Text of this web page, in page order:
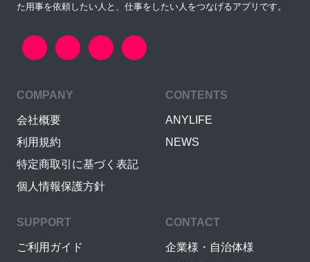
た用事を依頼したい人と、仕事をしたい人をつなげるアプリです。
COMPANY
会社概要
利用規約
特定商取引に基づく表記
個人情報保護方針
CONTENTS
ANYLIFE
NEWS
SUPPORT
ご利用ガイド
CONTACT
企業様・自治体様